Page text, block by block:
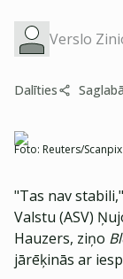
Verslo
Dalīties
Foto: Reuters/Scanpix
"Tas nav
Valstu (ASV)
Hauzers, ziņo
jārēķinās ar